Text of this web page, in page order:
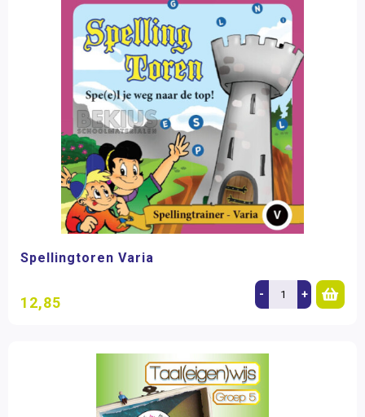
Spellingtoren Varia
12,85 - +